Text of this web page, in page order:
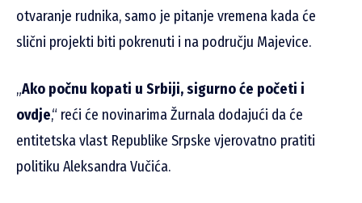
otvaranje rudnika, samo je pitanje vremena kada će
slični projekti biti pokrenuti i na području Majevice.
„Ako počnu kopati u Srbiji, sigurno će početi i
ovdje,“ reći će novinarima Žurnala dodajući da će
entitetska vlast Republike Srpske vjerovatno pratiti
politiku Aleksandra Vučića.